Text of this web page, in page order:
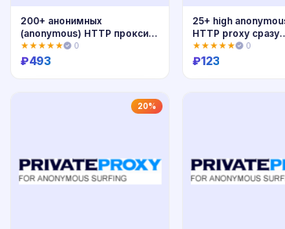
200+ анонимных
(anonymous) HTTP прокси 7
дней
★★★★★ 0
₽493
25+ high
HTTP proxy сразу
(манибэк!)
★★★★★ 0
₽123
20%